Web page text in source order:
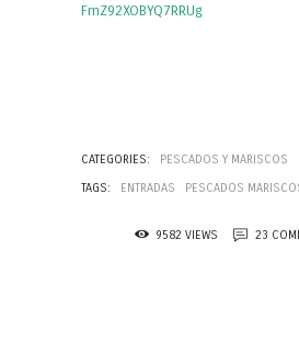
FmZ92XOBYQ7RRUg
CATEGORIES: PESCADOS Y MARISCOS
TAGS:
ENTRADAS PESCADOS
9582 VIEWS 23